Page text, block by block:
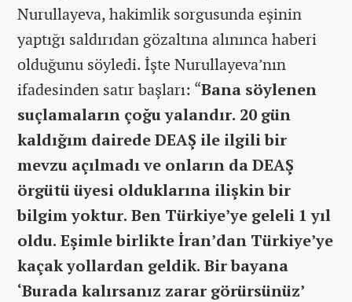
Nurullayeva, hakimlik sorgusunda eşinin
yaptığı saldırıdan gözaltına alınınca haberi
olduğunu söyledi. İşte Nurullayeva’nın
ifadesinden satır başları: “Bana söylenen
suçlamaların çoğu yalandır. 20 gün
kaldığım dairede DEAŞ ile ilgili bir
mevzu açılmadı ve onların da DEAŞ
örgütü üyesi olduklarına ilişkin bir
bilgim yoktur. Ben Türkiye’ye geleli 1 yıl
oldu. Eşimle birlikte İran’dan Türkiye’ye
kaçak yollardan geldik. Bir bayana
‘Burada kalırsanız zarar görürsünüz’